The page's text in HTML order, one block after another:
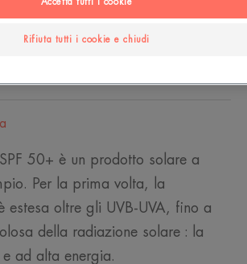
SPF 50+ è un prodotto solare a
Per la prima volta, la
estesa oltre gli UVB-UVA, fino a
della radiazione solare : la
e ad alta energia.
Rifiuta tutti i cookie e chiudi
Accetta tutti i cookie